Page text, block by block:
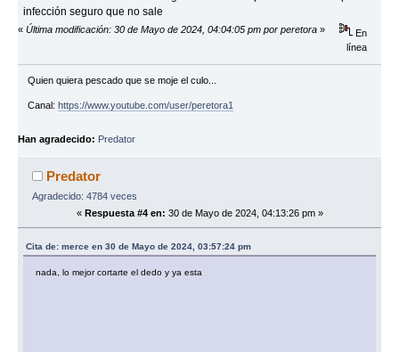
infección seguro que no sale
« Última modificación: 30 de Mayo de 2024, 04:04:05 pm por peretora »
En
línea
Quien quiera pescado que se moje el culo...
Canal: https://www.youtube.com/user/peretora1
Han agradecido: Predator
Predator
Agradecido: 4784 veces
« Respuesta #4 en: 30 de Mayo de 2024, 04:13:26 pm »
Cita de: merce en 30 de Mayo de 2024, 03:57:24 pm
nada, lo mejor cortarte el dedo y ya esta